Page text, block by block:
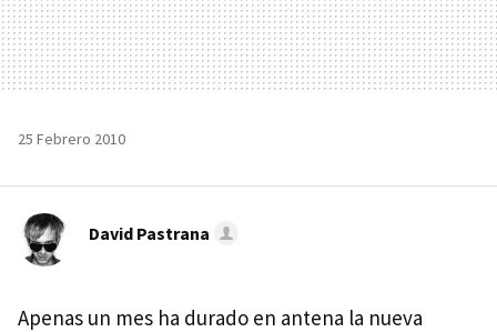
25 Febrero 2010
David Pastrana
Apenas un mes ha durado en antena la nueva